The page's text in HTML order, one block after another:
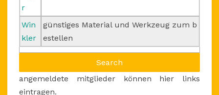
r
Win
kler
günstiges Material und Werkzeug zum b
estellen
angemeldete mitglieder können hier links
eintragen.